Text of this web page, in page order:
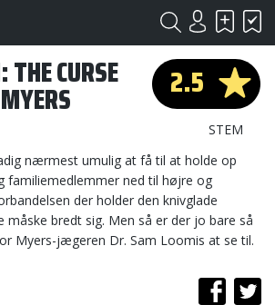
2.5
STEM
CURSE
nærmest umulig at få til at holde op
familiemedlemmer ned til højre og
der holder den knivglade
måske bredt sig. Men så er der jo bare så
Myers-jægeren Dr. Sam Loomis at se til.